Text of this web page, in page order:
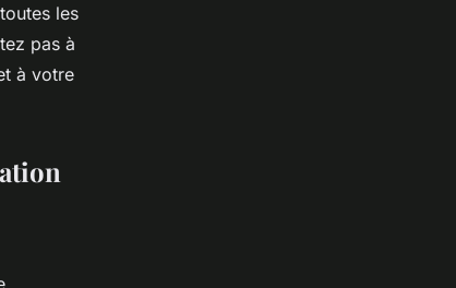
les
pas à
à votre